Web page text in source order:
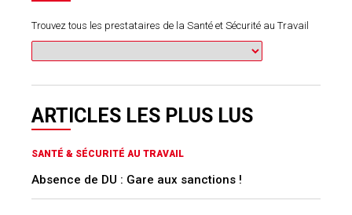
Trouvez tous les prestataires de la Santé et Sécurité au Travail
ARTICLES LES PLUS LUS
SANTÉ & SÉCURITÉ AU TRAVAIL
Absence de DU : Gare aux sanctions !